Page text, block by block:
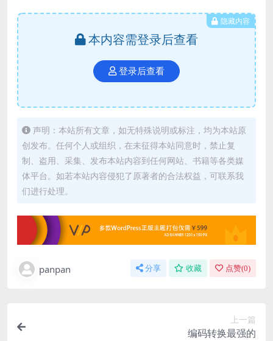
隐藏内容
本内容需登录后查看
登录后查看
声明：本站所有文章，如无特殊说明或标注，均为本站原
创发布。任何个人或组织，在未征得本站同意时，禁止复
制、盗用、采集、发布本站内容到任何网站、书籍等各类媒
体平台。如若本站内容侵犯了原著者的合法权益，可联系我
们进行处理。
panpan 分享 收藏 点赞(0)
上一篇
编码转换最强的